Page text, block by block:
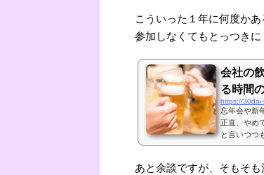
こういった１年に何度か
参加しなくてもとっつきに
会社の
る時間
https://
忘年会や新
正直、やめ
と言いつつ
てきたあれ
くことが多
あと余談ですが、そもそ